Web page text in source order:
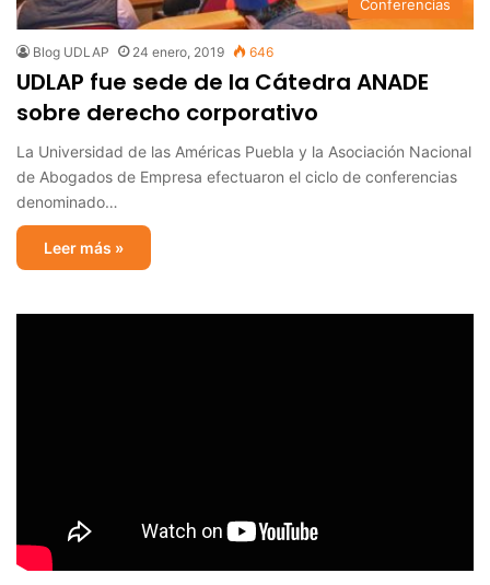
Conferencias
Blog UDLAP 24 enero, 2019 646
UDLAP fue sede de la Cátedra ANADE
sobre derecho corporativo
La Universidad de las Américas Puebla y la Asociación Nacional
de Abogados de Empresa efectuaron el ciclo de conferencias
denominado…
Leer más »